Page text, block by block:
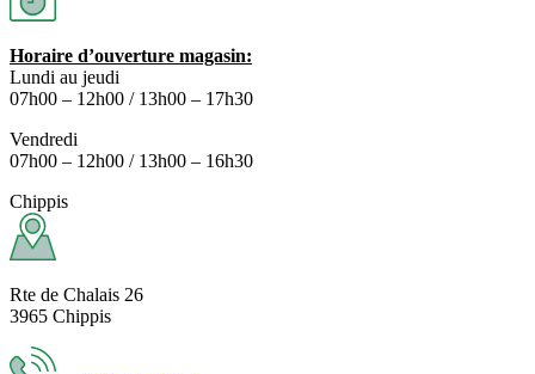
Horaire d’ouverture magasin:
Lundi au jeudi
07h00 – 12h00 / 13h00 – 17h30
Vendredi
07h00 – 12h00 / 13h00 – 16h30
Chippis
Rte de Chalais 26
3965 Chippis